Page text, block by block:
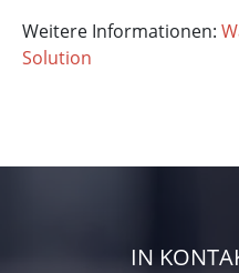
Weitere Informationen:
Solution
IN